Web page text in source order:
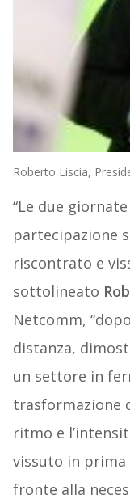
Roberto Liscia,
“Le due
partecipazione
riscontrato e
sottolineato
Netcomm,
distanza,
un settore in
trasformazione
ritmo e
vissuto in prima
fronte alla